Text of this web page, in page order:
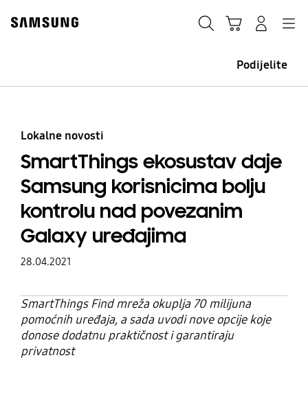
content
accessibility
Podijelite
Lokalne novosti
SmartThings ekosustav daje
Samsung korisnicima bolju
kontrolu nad povezanim
Galaxy uređajima
28.04.2021
SmartThings Find mreža okuplja 70 milijuna
pomoćnih uređaja, a sada uvodi nove opcije koje
donose dodatnu praktičnost i garantiraju
privatnost